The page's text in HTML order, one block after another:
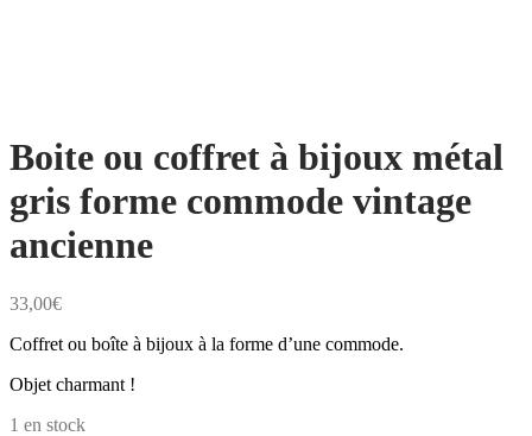
Boite ou coffret à bijoux métal
gris forme commode vintage
ancienne
33,00€
Coffret ou boîte à bijoux à la forme d’une commode.
Objet charmant !
1 en stock